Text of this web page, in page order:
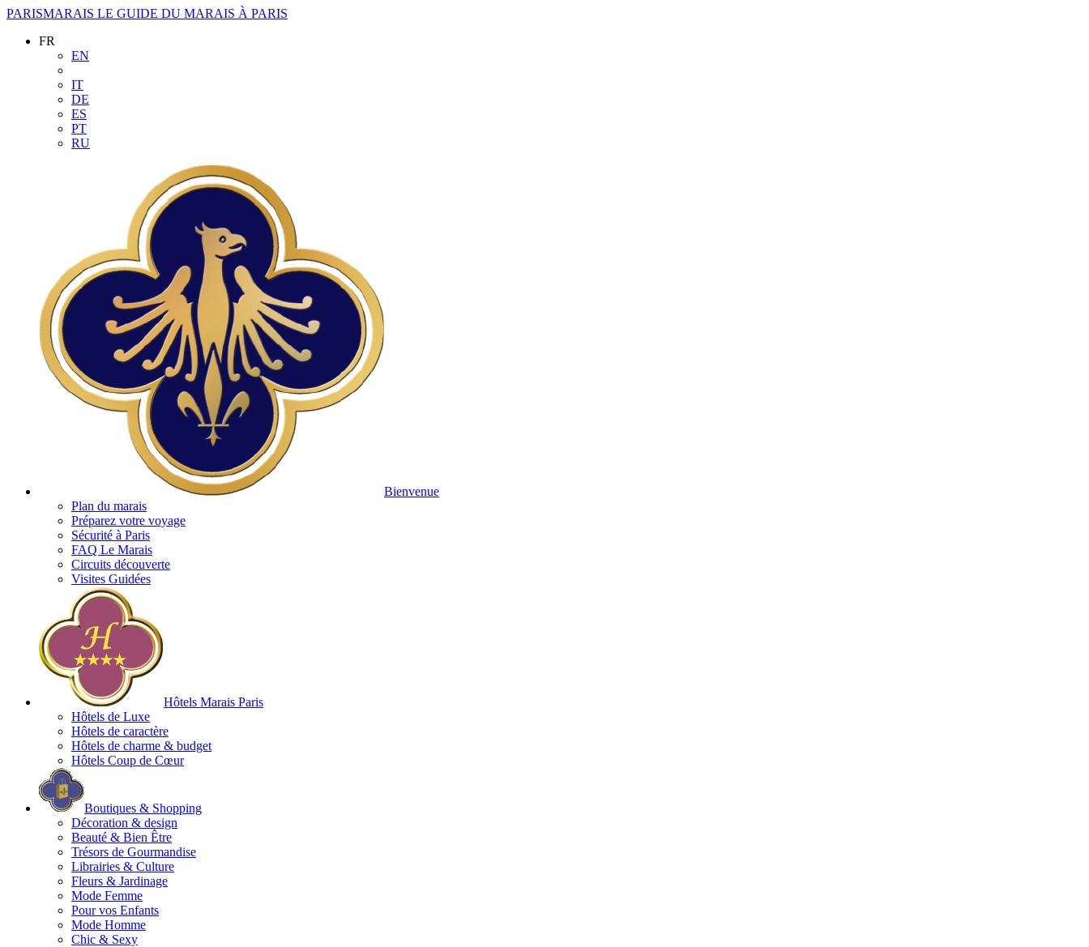
PARISMARAIS LE GUIDE DU MARAIS À PARIS
FR
EN
IT
DE
ES
PT
RU
Bienvenue
Plan du marais
Préparez votre voyage
Sécurité à Paris
FAQ Le Marais
Circuits découverte
Visites Guidées
Hôtels Marais Paris
Hôtels de Luxe
Hôtels de caractère
Hôtels de charme & budget
Hôtels Coup de Cœur
Boutiques & Shopping
Décoration & design
Beauté & Bien Être
Trésors de Gourmandise
Librairies & Culture
Fleurs & Jardinage
Mode Femme
Pour vos Enfants
Mode Homme
Chic & Sexy